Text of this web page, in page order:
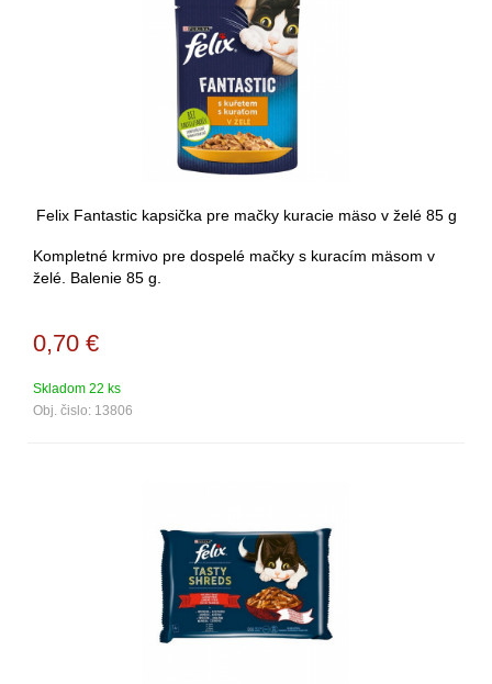
Felix Fantastic kapsička pre mačky kuracie mäso v želé 85 g
Kompletné krmivo pre dospelé mačky s kuracím mäsom v
želé. Balenie 85 g.
0,70 €
Skladom 22 ks
Obj. čislo: 13806